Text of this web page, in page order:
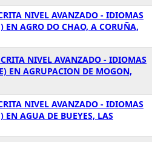
NIVEL AVANZADO - IDIOMAS
EN AGRO DO CHAO, A CORUÑA,
NIVEL AVANZADO - IDIOMAS
EN AGRUPACION DE MOGON,
NIVEL AVANZADO - IDIOMAS
EN AGUA DE BUEYES, LAS